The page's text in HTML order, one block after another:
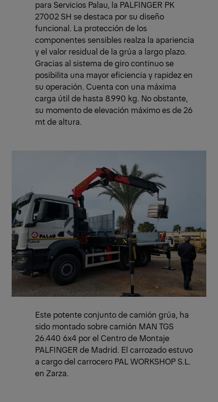
para Servicios Palau, la PALFINGER PK
27002 SH se destaca por su diseño
funcional. La protección de los
componentes sensibles realza la apariencia
y el valor residual de la grúa a largo plazo.
Gracias al sistema de giro continuo se
posibilita una mayor eficiencia y rapidez en
su operación. Cuenta con una máxima
carga útil de hasta 8.990 kg. No obstante,
su momento de elevación máximo es de 26
mt de altura.
Este potente conjunto de camión grúa, ha
sido montado sobre camión MAN TGS
26.440 6x4 por el Centro de Montaje
PALFINGER de Madrid. El carrozado estuvo
a cargo del carrocero PAL WORKSHOP S.L.
en Zarza.